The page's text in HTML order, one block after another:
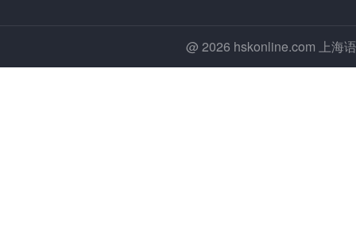
@ 2026 hskonline.com 上海